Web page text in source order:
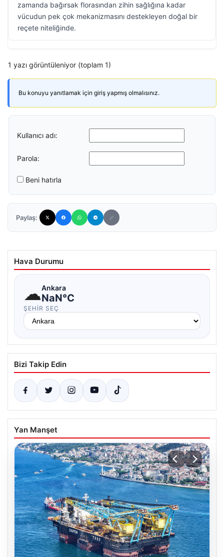
zamanda bağırsak florasından zihin sağlığına kadar
vücudun pek çok mekanizmasını destekleyen doğal bir
reçete niteliğinde.
1 yazı görüntüleniyor (toplam 1)
Bu konuyu yanıtlamak için giriş yapmış olmalısınız.
Kullanıcı adı:
Parola:
Beni hatırla
Paylaş:
Hava Durumu
☁Ankara
NaN°C
ŞEHIR SEÇ
Bizi Takip Edin
Yan Manşet